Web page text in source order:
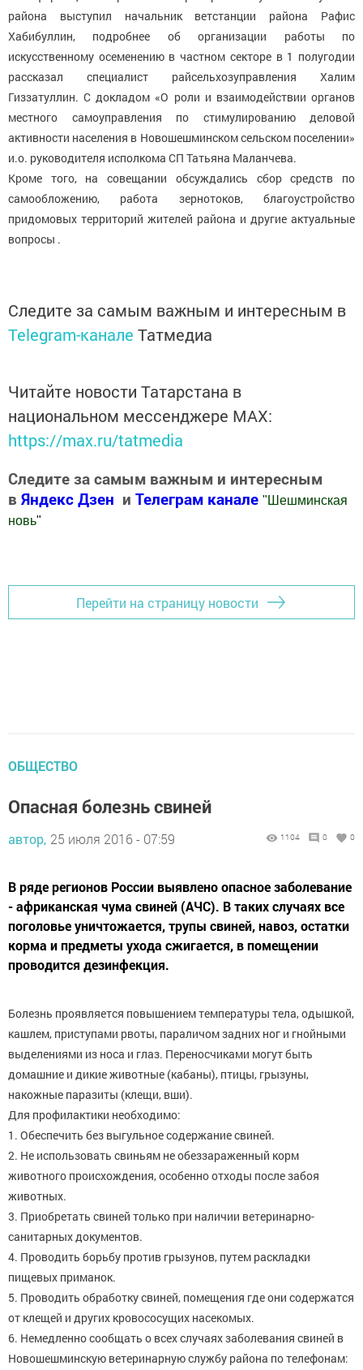
района выступил начальник ветстанции района Рафис
Хабибуллин, подробнее об организации работы по
искусственному осеменению в частном секторе в 1 полугодии
рассказал специалист райсельхозуправления Халим
Гиззатуллин. С докладом «О роли и взаимодействии органов
местного самоуправления по стимулированию деловой
активности населения в Новошешминском сельском поселении»
и.о. руководителя исполкома СП Татьяна Маланчева.
Кроме того, на совещании обсуждались сбор средств по
самообложению, работа зернотоков, благоустройство
придомовых территорий жителей района и другие актуальные
вопросы .
Следите за самым важным и интересным в
Telegram-канале Татмедиа
Читайте новости Татарстана в
национальном мессенджере MАХ:
https://max.ru/tatmedia
Следите за самым важным и интересным
в Яндекс Дзен и Телеграм канале " Шешминская
новь"
Перейти на страницу новости
ОБЩЕСТВО
Опасная болезнь свиней
автор, 25 июля 2016 - 07:59 1104 0 0
В ряде регионов России выявлено опасное заболевание
- африканская чума свиней (АЧС). В таких случаях все
поголовье уничтожается, трупы свиней, навоз, остатки
корма и предметы ухода сжигается, в помещении
проводится дезинфекция.
Болезнь проявляется повышением температуры тела, одышкой,
кашлем, приступами рвоты, параличом задних ног и гнойными
выделениями из носа и глаз. Переносчиками могут быть
домашние и дикие животные (кабаны), птицы, грызуны,
накожные паразиты (клещи, вши).
Для профилактики необходимо:
1. Обеспечить без выгульное содержание свиней.
2. Не использовать свиньям не обеззараженный корм
животного происхождения, особенно отходы после забоя
животных.
3. Приобретать свиней только при наличии ветеринарно-
санитарных документов.
4. Проводить борьбу против грызунов, путем раскладки
пищевых приманок.
5. Проводить обработку свиней, помещения где они содержатся
от клещей и других кровососущих насекомых.
6. Немедленно сообщать о всех случаях заболевания свиней в
Новошешминскую ветеринарную службу района по телефонам: